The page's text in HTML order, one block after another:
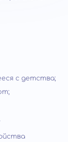
с детства;